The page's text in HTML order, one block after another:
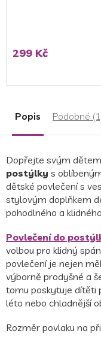
hodnocení
produktu
5,0
5
hvězdiček.
299 Kč
Popis Podobné
Dopřejte svým
postýlky s
dětské povlečení s
stylovým doplňkem
pohodlného a
Povlečení do
volbou pro klidný
povlečení je nejen
výborně prodyšné a
tomu poskytuje dítěti
léto nebo chladnější
Rozměr povlaku na